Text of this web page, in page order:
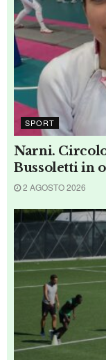
CALCIO
Fatti i gironi
Girone E con
umbre nel
abruzzesi e
6 AGOSTO 2026